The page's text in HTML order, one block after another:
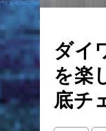
ダイ
を楽
底チ